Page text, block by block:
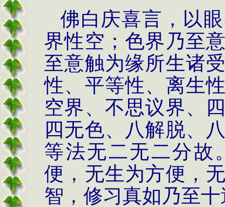
佛白庆喜言，以
界性空；色界乃至
至意触为缘所生诸
性、平等性、离生
空界、不思议界、
四无色、八解脱、
等法无二无二分故
便，无生为方便，
智，修习真如乃至